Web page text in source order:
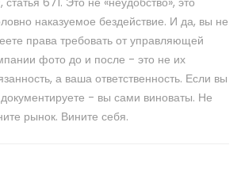
наказуемое бездействие. И да, вы не
права требовать от управляющей
фото до и после - это не их
а ваша ответственность. Если вы
- вы сами виноваты. Не
рынок. Вините себя.